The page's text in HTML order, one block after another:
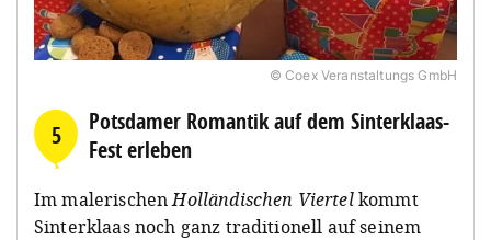
© Coex Veranstaltungs GmbH
5
Potsdamer Romantik auf dem Sinterklaas-
Fest erleben
Im malerischenHolländischen Viertelkommt
Sinterklaas noch ganz traditionell auf seinem